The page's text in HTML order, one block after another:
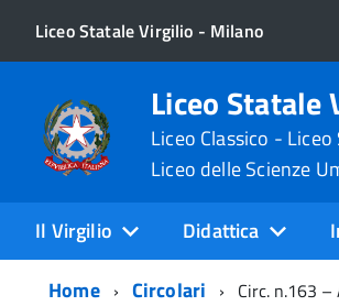
Liceo Statale Virgilio - Milano
Liceo
Liceo Classico -
Liceo delle Scienze
Il Virgilio Didattica
Home
Circolari Circ. n.163